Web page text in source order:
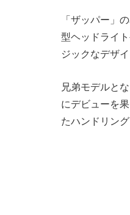
「ザッパー」
型ヘッドライ
ジックなデザ
兄弟モデルと
にデビューを
たハンドリング